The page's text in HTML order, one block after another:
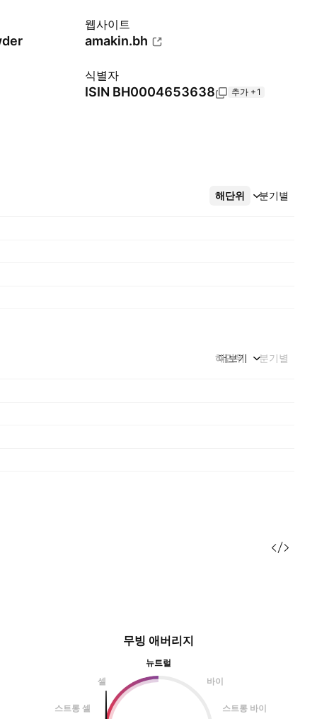
웹사이트
amakin.bh
식별자
ISIN BH0004653638 추가 +1
해단위 분기별
더보기
해단위 분기별
더보기
무빙 애버리지
뉴트럴
셀
바이
스트롱 셀 스트롱 바이